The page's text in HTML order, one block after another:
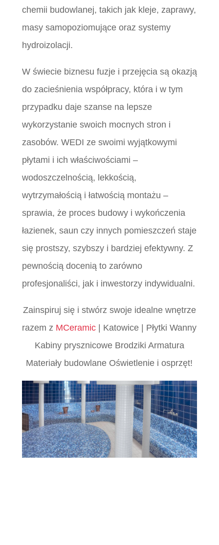
chemii budowlanej, takich jak kleje, zaprawy,
masy samopoziomujące oraz systemy
hydroizolacji.
W świecie biznesu fuzje i przejęcia są okazją
do zacieśnienia współpracy, która i w tym
przypadku daje szanse na lepsze
wykorzystanie swoich mocnych stron i
zasobów. WEDI ze swoimi wyjątkowymi
płytami i ich właściwościami –
wodoszczelnością, lekkością,
wytrzymałością i łatwością montażu –
sprawia, że proces budowy i wykończenia
łazienek, saun czy innych pomieszczeń staje
się prostszy, szybszy i bardziej efektywny. Z
pewnością docenią to zarówno
profesjonaliści, jak i inwestorzy indywidualni.
Zainspiruj się i stwórz swoje idealne wnętrze
razem z MCeramic | Katowice | Płytki Wanny
Kabiny prysznicowe Brodziki Armatura
Materiały budowlane Oświetlenie i osprzęt!